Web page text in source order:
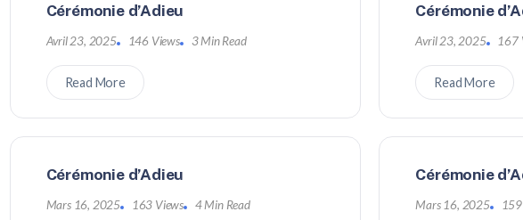
Cérémonie d’Adieu
Avril 23, 2025 146 Views 3 Min Read
Read More
Cérémonie
Avril 23, 2025 167
Read More
Cérémonie d’Adieu
Mars 16, 2025 163 Views 4 Min Read
Cérémonie
Mars 16, 2025